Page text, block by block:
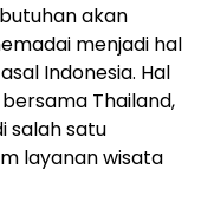
akan
menjadi hal
Indonesia. Hal
Thailand,
salah satu
layanan wisata